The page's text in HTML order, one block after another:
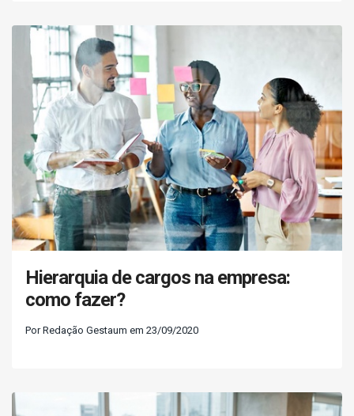
Hierarquia de cargos na empresa:
como fazer?
Por Redação Gestaum em 23/09/2020